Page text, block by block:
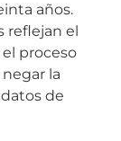
años.
reflejan el
proceso
la
de